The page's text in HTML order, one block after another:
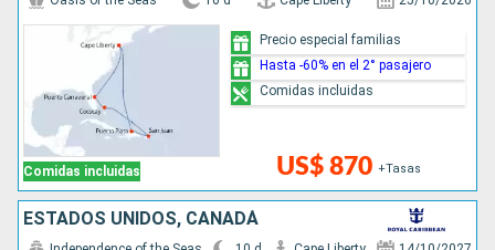
Comidas incluidas US$ 870 +Tasas
Precio especial familias
Hasta -60% en el 2° pasajero
Comidas incluidas
ESTADOS UNIDOS, CANADÁ